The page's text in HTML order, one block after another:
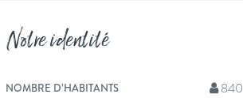
Notre identité
NOMBRE D’HABITANTS 840